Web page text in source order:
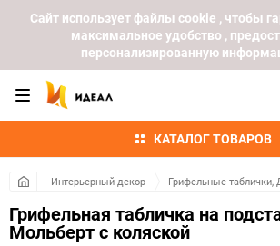
Cайт использует файлы cookie , чтобы
максимальное удобство ,
персонализированную
КАТАЛОГ ТОВАРОВ
Интерьерный декор Грифельные таблички,
Грифельная табличка на
Мольберт с коляской